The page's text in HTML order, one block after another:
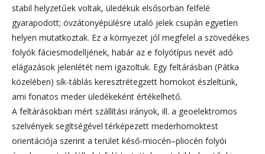
stabil helyzetűek voltak, üledékük elsősorban felfelé
gyarapodott; övzátonyépülésre utaló jelek csupán egyetlen
helyen mutatkoztak. Ez a környezet jól megfelel a szövedékes
folyók fáciesmodelljének, habár az e folyótípus nevét adó
elágazások jelenlétét nem igazoltuk. Egy feltárásban (Pátka
közelében) sík-táblás keresztrétegzett homokot észleltünk,
ami fonatos meder üledékeként értékelhető.
A feltárásokban mért szállítási irányok, ill. a geoelektromos
szelvények segítségével térképezett mederhomoktest
orientációja szerint a terület késő-miocén–pliocén folyói